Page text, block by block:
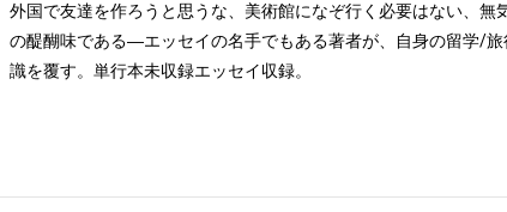
外国で友達を作ろうと思うな、美術館になぞ行く必要はない、無
の醍醐味である―エッセイの名手でもある著者が、自身の留学/旅
識を覆す。単行本未収録エッセイ収録。